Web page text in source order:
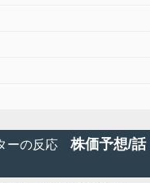
ーの反応 株価予想/話